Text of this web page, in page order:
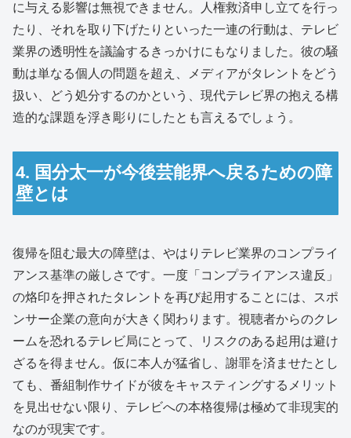
に与える影響は無視できません。人権救済申し立てを行っ
たり、それを取り下げたりといった一連の行動は、テレビ
業界の透明性を議論するきっかけにもなりました。彼の騒
動は単なる個人の問題を超え、メディアがタレントをどう
扱い、どう処分するのかという、現代テレビ界の抱える構
造的な課題を浮き彫りにしたとも言えるでしょう。
4. 国分太一が今後芸能界へ戻るための障
壁とは
復帰を阻む最大の障壁は、やはりテレビ業界のコンプライ
アンス基準の厳しさです。一度「コンプライアンス違反」
の烙印を押されたタレントを再び起用することには、スポ
ンサー企業の意向が大きく関わります。視聴者からのクレ
ームを恐れるテレビ局にとって、リスクのある起用は避け
ざるを得ません。仮に本人が猛省し、謝罪を済ませたとし
ても、番組制作サイドが彼をキャスティングするメリット
を見出せない限り、テレビへの本格復帰は極めて非現実的
なのが現実です。